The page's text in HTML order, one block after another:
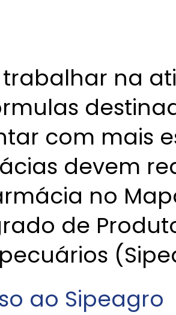
trabalhar na
com mais
devem
no
de
ao Sipeagro